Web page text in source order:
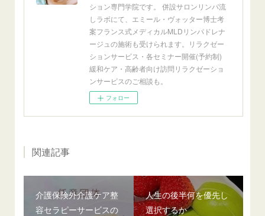
ション専門学院です。 併設サロンリンパ流
しラボにて、エミール・ヴォッター博士考
案フランス式メディカルMLDリンパドレナ
ージュの施術も受けられます。リラクゼー
ションサービス・各セミナー開催(予約制)
緩和ケア・高齢者向け訪問リラクゼーショ
ンサービスのご相談も。
フォロー
関連記事
介護保険外介護ケア整
容セラピーサービスの
人生の後半何を優先し
選択するか